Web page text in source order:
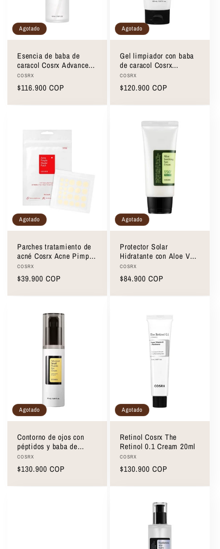
Agotado
Esencia de baba de
caracol Cosrx Advanced
Snail 96 Mucin Power
Essence 100ml
Proveedor:
COSRX
Precio
$116.900 COP
Agotado
Gel limpiador con baba
de caracol Cosrx
Advanced Snail Mucin
Power Gel Cleanser
150ml
Proveedor:
COSRX
Precio
$120.900 COP
Agotado
Parches tratamiento de
acné Cosrx Acne Pimple
Master Patch 24uds
Proveedor:
COSRX
Precio
$39.900 COP
Agotado
Protector Solar
Hidratante con Aloe Vera
Cosrx Aloe Soothing Sun
Cream 50ml
Proveedor:
COSRX
Precio
$84.900 COP
Agotado
Contorno de ojos con
péptidos y baba de
caracol Cosrx Advanced
Snail Peptide Eye
Cream 25ml
Proveedor:
COSRX
Precio
$130.900 COP
Agotado
Retinol Cosrx The
Retinol 0.1 Cream 20ml
Proveedor:
COSRX
Precio
$130.900 COP